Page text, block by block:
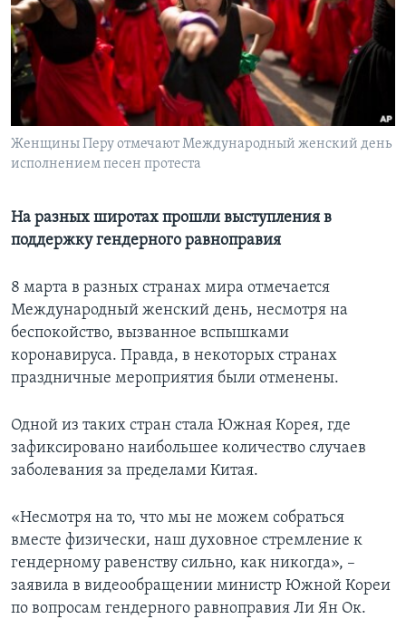
Learning English
СОЦИАЛЬНЫЕ СЕТИ
Языки
Женщины Перу отмечают Международный женский день
исполнением песен протеста
На разных широтах прошли выступления в
поддержку гендерного равноправия
8 марта в разных странах мира отмечается
Международный женский день, несмотря на
беспокойство, вызванное вспышками
коронавируса. Правда, в некоторых странах
праздничные мероприятия были отменены.
Одной из таких стран стала Южная Корея, где
зафиксировано наибольшее количество случаев
заболевания за пределами Китая.
«Несмотря на то, что мы не можем собраться
вместе физически, наш духовное стремление к
гендерному равенству сильно, как никогда», –
заявила в видеообращении министр Южной Кореи
по вопросам гендерного равноправия Ли Ян Ок.